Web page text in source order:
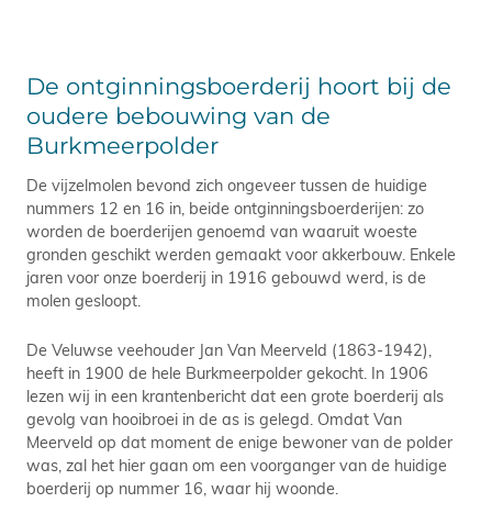
De ontginningsboerderij hoort bij de
oudere bebouwing van de
Burkmeerpolder
De vijzelmolen bevond zich ongeveer tussen de huidige
nummers 12 en 16 in, beide ontginningsboerderijen: zo
worden de boerderijen genoemd van waaruit woeste
gronden geschikt werden gemaakt voor akkerbouw. Enkele
jaren voor onze boerderij in 1916 gebouwd werd, is de
molen gesloopt.
De Veluwse veehouder Jan Van Meerveld (1863-1942),
heeft in 1900 de hele Burkmeerpolder gekocht. In 1906
lezen wij in een krantenbericht dat een grote boerderij als
gevolg van hooibroei in de as is gelegd. Omdat Van
Meerveld op dat moment de enige bewoner van de polder
was, zal het hier gaan om een voorganger van de huidige
boerderij op nummer 16, waar hij woonde.